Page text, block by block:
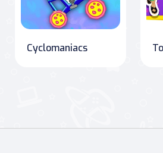
Cyclomaniacs